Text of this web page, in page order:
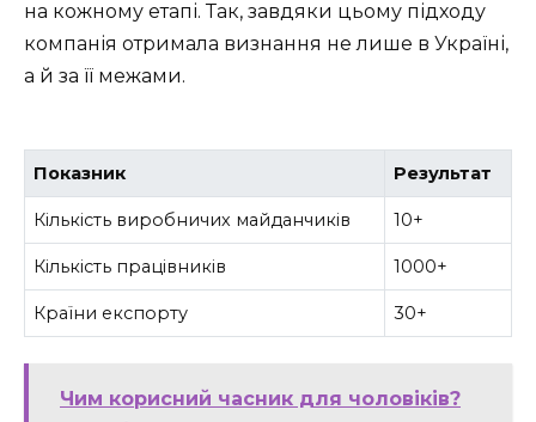
на кожному етапі. Так, завдяки цьому підходу
компанія отримала визнання не лише в Україні,
а й за її межами.
Показник Результат
Кількість виробничих майданчиків 10+
Кількість працівників 1000+
Країни експорту 30+
Чим корисний часник для чоловіків?